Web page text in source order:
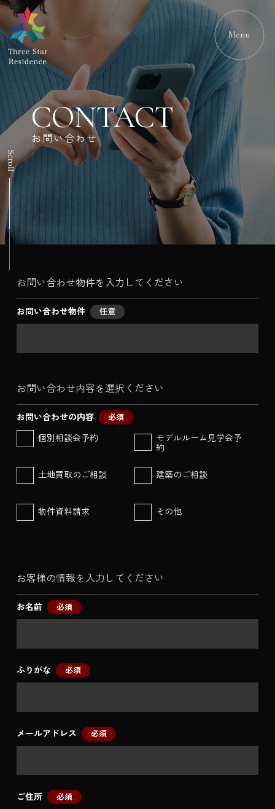
Menu
CONTACT
お問い合わせ
Scroll
お問い合わせ物件を入力してください
お問い合わせ物件 任意
お問い合わせ内容を選択ください
お問い合わせの内容 必須
個別相談会予約
モデルルーム見学会予
約
土地買取のご相談 建築のご相談
物件資料請求 その他
お客様の情報を入力してください
お名前 必須
ふりがな 必須
メールアドレス 必須
ご住所 必須